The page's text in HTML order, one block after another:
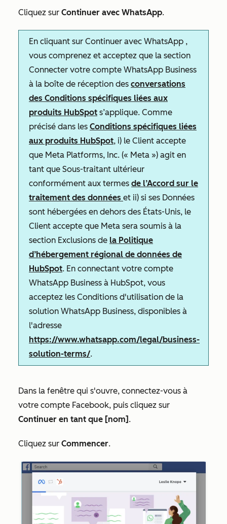
Cliquez sur Continuer avec WhatsApp.
En cliquant sur Continuer avec WhatsApp ,
vous comprenez et acceptez que la section
Connecter votre compte WhatsApp Business
à la boîte de réception des conversations
des Conditions spécifiques liées aux
produits HubSpot s’applique. Comme
précisé dans les Conditions spécifiques liées
aux produits HubSpot, i) le Client accepte
que Meta Platforms, Inc. (« Meta ») agit en
tant que Sous-traitant ultérieur
conformément aux termes de l’Accord sur le
traitement des données et ii) si ses Données
sont hébergées en dehors des États-Unis, le
Client accepte que Meta sera soumis à la
section Exclusions de la Politique
d’hébergement régional de données de
HubSpot. En connectant votre compte
WhatsApp Business à HubSpot, vous
acceptez les Conditions d'utilisation de la
solution WhatsApp Business, disponibles à
l'adresse
https://www.whatsapp.com/legal/business-
solution-terms/.
Dans la fenêtre qui s'ouvre, connectez-vous à
votre compte Facebook, puis cliquez sur
Continuer en tant que [nom] .
Cliquez sur Commencer.